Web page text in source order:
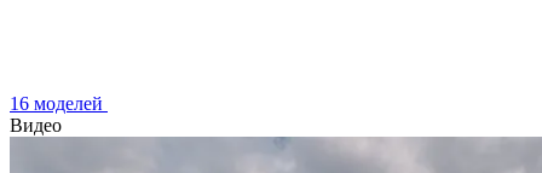
16 моделей
Видео